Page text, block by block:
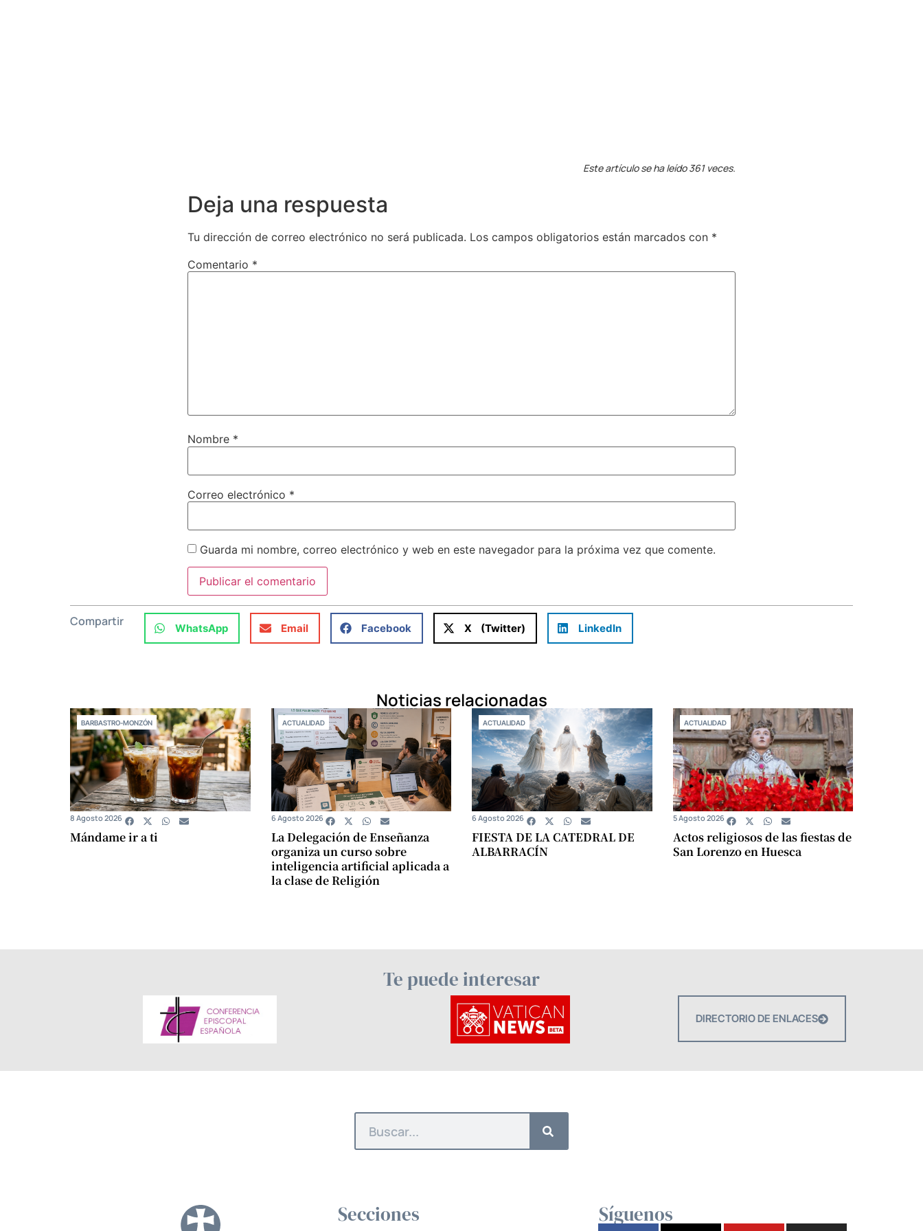
Este artículo se ha leído 361 veces.
Deja una respuesta
Tu dirección de correo electrónico no será publicada. Los campos obligatorios están marcados con *
Comentario *
Nombre *
Correo electrónico *
Guarda mi nombre, correo electrónico y web en este navegador para la próxima vez que comente.
Compartir WhatsApp Email Facebook X (Twitter) LinkedIn
Noticias relacionadas
BARBASTRO-MONZÓN
Mándame ir a ti
8 Agosto 2026
ACTUALIDAD
La Delegación de Enseñanza
organiza un curso sobre
inteligencia artificial aplicada a
la clase de Religión
6 Agosto 2026
ACTUALIDAD
FIESTA DE LA CATEDRAL DE
ALBARRACÍN
6 Agosto 2026
ACTUALIDAD
Actos religiosos de las fiestas de
San Lorenzo en Huesca
5 Agosto 2026
Te puede interesar
DIRECTORIO DE ENLACES
Secciones Síguenos